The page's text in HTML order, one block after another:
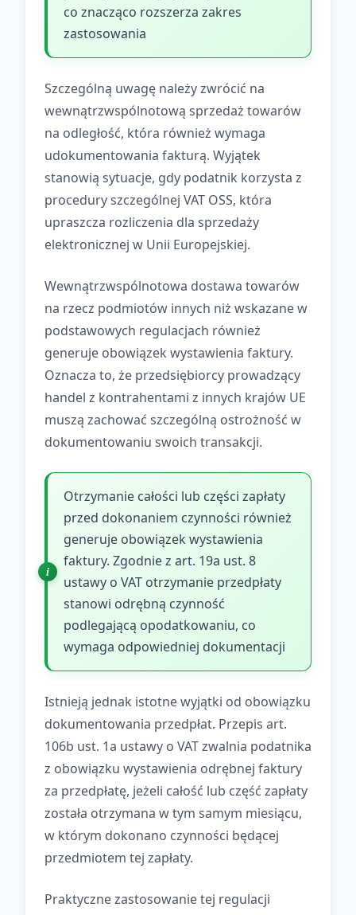
co znacząco rozszerza zakres
zastosowania
Szczególną uwagę należy zwrócić na
wewnątrzwspólnotową sprzedaż towarów
na odległość, która również wymaga
udokumentowania fakturą. Wyjątek
stanowią sytuacje, gdy podatnik korzysta z
procedury szczególnej VAT OSS, która
upraszcza rozliczenia dla sprzedaży
elektronicznej w Unii Europejskiej.
Wewnątrzwspólnotowa dostawa towarów
na rzecz podmiotów innych niż wskazane w
podstawowych regulacjach również
generuje obowiązek wystawienia faktury.
Oznacza to, że przedsiębiorcy prowadzący
handel z kontrahentami z innych krajów UE
muszą zachować szczególną ostrożność w
dokumentowaniu swoich transakcji.
Otrzymanie całości lub części zapłaty
przed dokonaniem czynności również
generuje obowiązek wystawienia
faktury. Zgodnie z art. 19a ust. 8
ustawy o VAT otrzymanie przedpłaty
stanowi odrębną czynność
podlegającą opodatkowaniu, co
wymaga odpowiedniej dokumentacji
Istnieją jednak istotne wyjątki od obowiązku
dokumentowania przedpłat. Przepis art.
106b ust. 1a ustawy o VAT zwalnia podatnika
z obowiązku wystawienia odrębnej faktury
za przedpłatę, jeżeli całość lub część zapłaty
została otrzymana w tym samym miesiącu,
w którym dokonano czynności będącej
przedmiotem tej zapłaty.
Praktyczne zastosowanie tej regulacji